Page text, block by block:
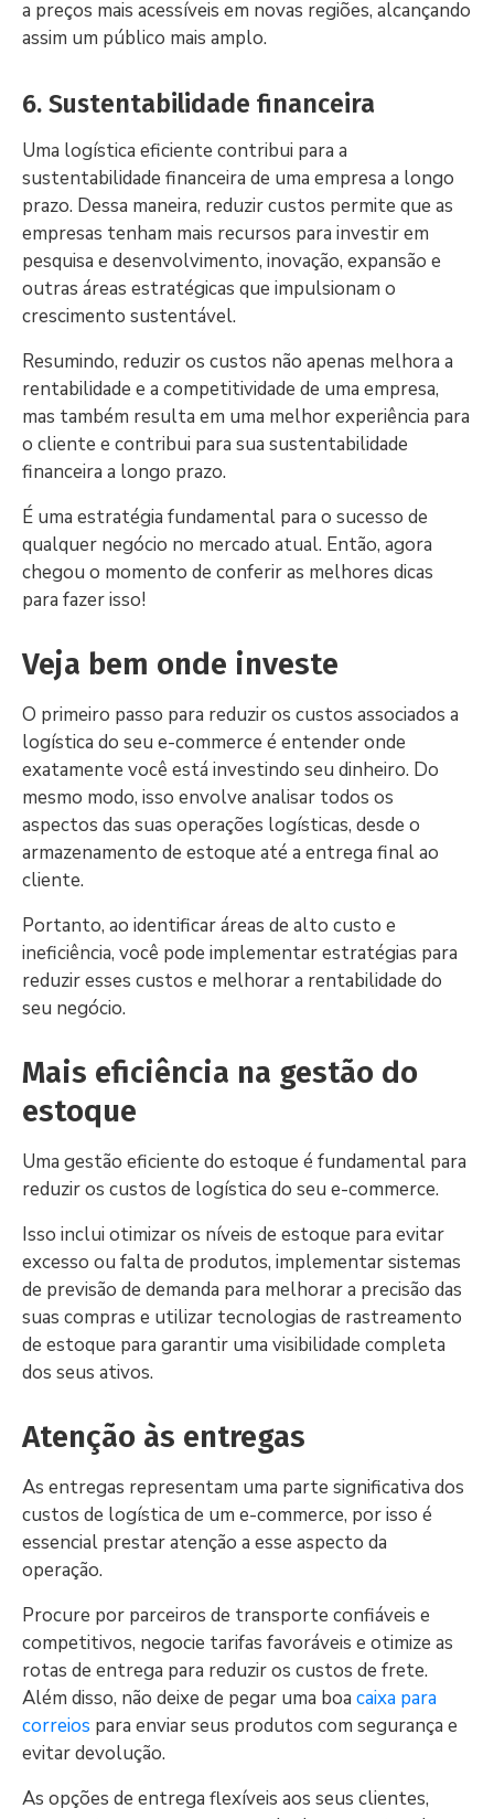
a preços mais acessíveis em novas regiões, alcançando
assim um público mais amplo.
6. Sustentabilidade financeira
Uma logística eficiente contribui para a
sustentabilidade financeira de uma empresa a longo
prazo. Dessa maneira, reduzir custos permite que as
empresas tenham mais recursos para investir em
pesquisa e desenvolvimento, inovação, expansão e
outras áreas estratégicas que impulsionam o
crescimento sustentável.
Resumindo, reduzir os custos não apenas melhora a
rentabilidade e a competitividade de uma empresa,
mas também resulta em uma melhor experiência para
o cliente e contribui para sua sustentabilidade
financeira a longo prazo.
É uma estratégia fundamental para o sucesso de
qualquer negócio no mercado atual. Então, agora
chegou o momento de conferir as melhores dicas
para fazer isso!
Veja bem onde investe
O primeiro passo para reduzir os custos associados a
logística do seu e-commerce é entender onde
exatamente você está investindo seu dinheiro. Do
mesmo modo, isso envolve analisar todos os
aspectos das suas operações logísticas, desde o
armazenamento de estoque até a entrega final ao
cliente.
Portanto, ao identificar áreas de alto custo e
ineficiência, você pode implementar estratégias para
reduzir esses custos e melhorar a rentabilidade do
seu negócio.
Mais eficiência na gestão do
estoque
Uma gestão eficiente do estoque é fundamental para
reduzir os custos de logística do seu e-commerce.
Isso inclui otimizar os níveis de estoque para evitar
excesso ou falta de produtos, implementar sistemas
de previsão de demanda para melhorar a precisão das
suas compras e utilizar tecnologias de rastreamento
de estoque para garantir uma visibilidade completa
dos seus ativos.
Atenção às entregas
As entregas representam uma parte significativa dos
custos de logística de um e-commerce, por isso é
essencial prestar atenção a esse aspecto da
operação.
Procure por parceiros de transporte confiáveis e
competitivos, negocie tarifas favoráveis e otimize as
rotas de entrega para reduzir os custos de frete.
Além disso, não deixe de pegar uma boa caixa para
correios para enviar seus produtos com segurança e
evitar devolução.
As opções de entrega flexíveis aos seus clientes,